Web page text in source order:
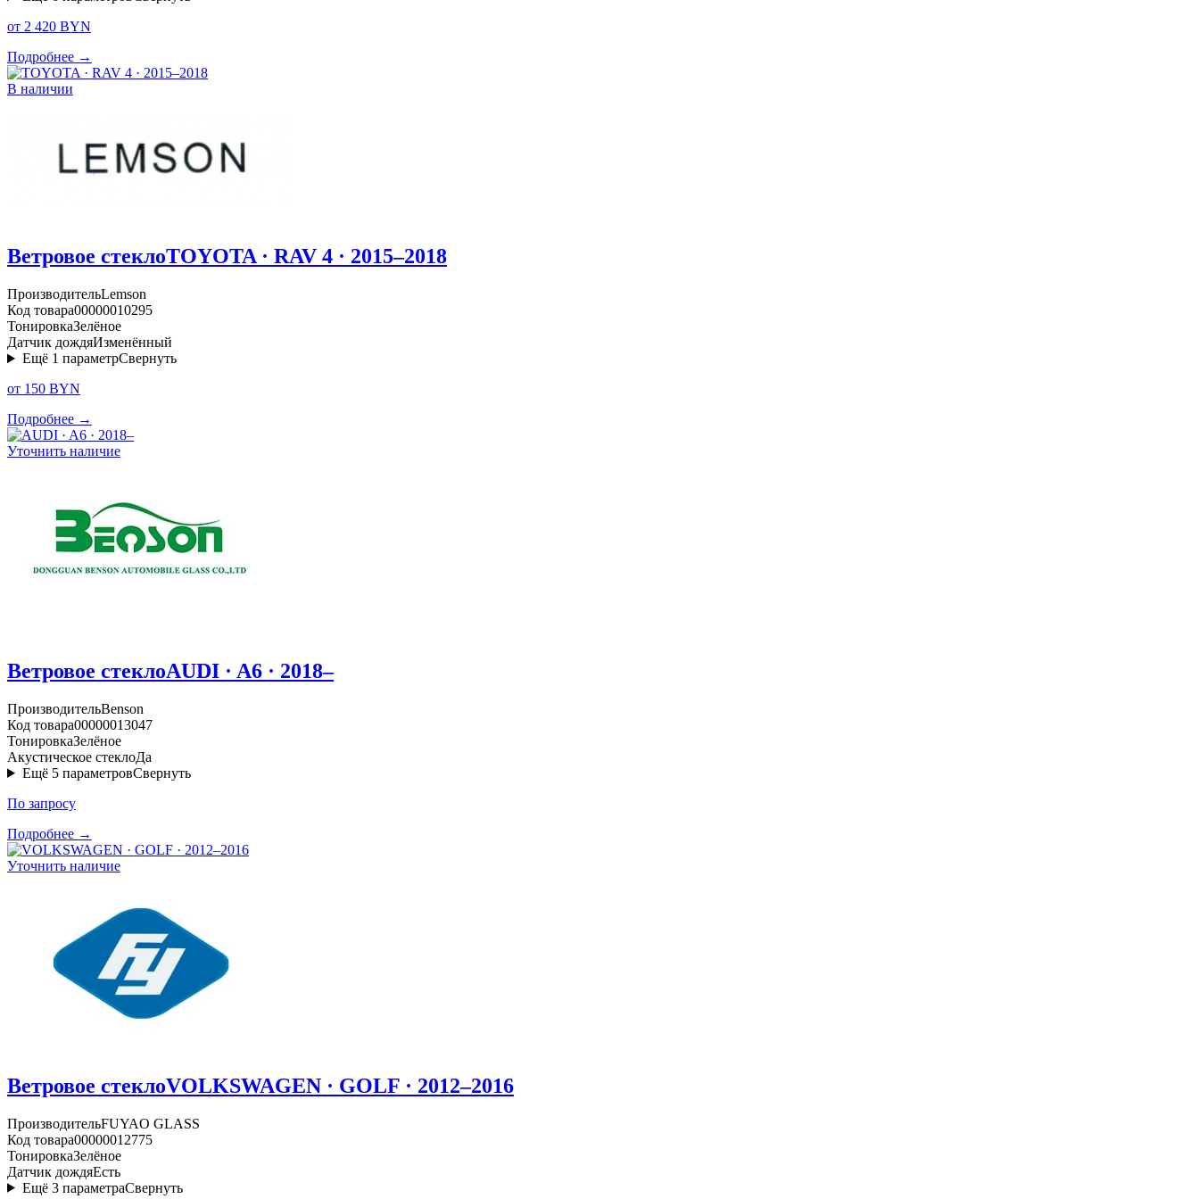
от 2 420 BYN
Подробнее →
В наличии
Ветровое стеклоTOYOTA · RAV 4 · 2015–2018
ПроизводительLemson
Код товара00000010295
ТонировкаЗелёное
Датчик дождяИзменённый
Ещё 1 параметрСвернуть
от 150 BYN
Подробнее →
Уточнить наличие
Ветровое стеклоAUDI · A6 · 2018–
ПроизводительBenson
Код товара00000013047
ТонировкаЗелёное
Акустическое стеклоДа
Ещё 5 параметровСвернуть
По запросу
Подробнее →
Уточнить наличие
Ветровое стеклоVOLKSWAGEN · GOLF · 2012–2016
ПроизводительFUYAO GLASS
Код товара00000012775
ТонировкаЗелёное
Датчик дождяЕсть
Ещё 3 параметраСвернуть